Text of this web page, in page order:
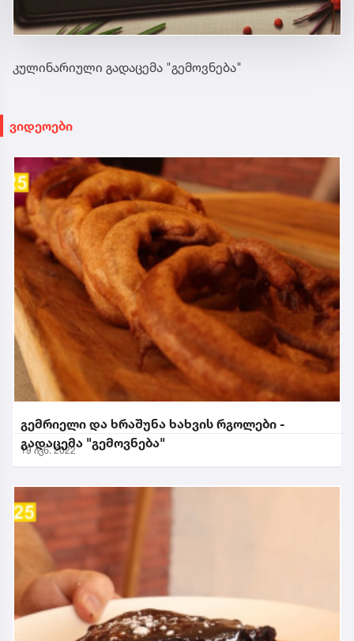
კულინარიული გადაცემა "გემოვნება"
ვიდეოები
გემრიელი და ხრაშუნა ხახვის რგოლები -
გადაცემა "გემოვნება"
19 ივნ. 2022